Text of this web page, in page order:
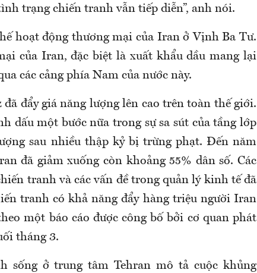
trạng chiến tranh vẫn tiếp diễn”, anh nói.
hoạt động thương mại của Iran ở Vịnh Ba Tư.
của Iran, đặc biệt là xuất khẩu dầu mang lại
các cảng phía Nam của nước này.
đẩy giá năng lượng lên cao trên toàn thế giới.
dấu một bước nữa trong sự sa sút của tầng lớp
sau nhiều thập kỷ bị trừng phạt. Đến năm
đã giảm xuống còn khoảng 55% dân số. Các
tranh và các vấn đề trong quản lý kinh tế đã
tranh có khả năng đẩy hàng triệu người Iran
một báo cáo được công bố bởi cơ quan phát
tháng 3.
sống ở trung tâm Tehran mô tả cuộc khủng